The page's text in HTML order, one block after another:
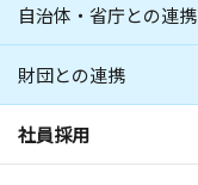
自治体・省庁との連携
財団との連携
社員採用